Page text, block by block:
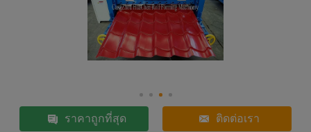
ราคาถูกที่สุด ติดต่อเรา